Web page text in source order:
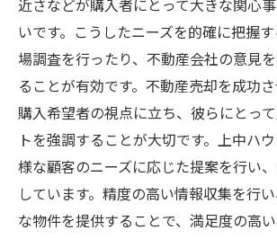
近さなどが購入者にとって大きな関心
いです。こうしたニーズを的確に把握
場調査を行ったり、不動産会社の意見
ることが有効です。不動産売却を成功さ
購入希望者の視点に立ち、彼らにとっ
トを強調することが大切です。上中ハ
様な顧客のニーズに応じた提案を行い
しています。精度の高い情報収集を行
な物件を提供することで、満足度の高